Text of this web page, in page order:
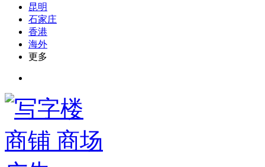
昆明
石家庄
香港
海外
更多